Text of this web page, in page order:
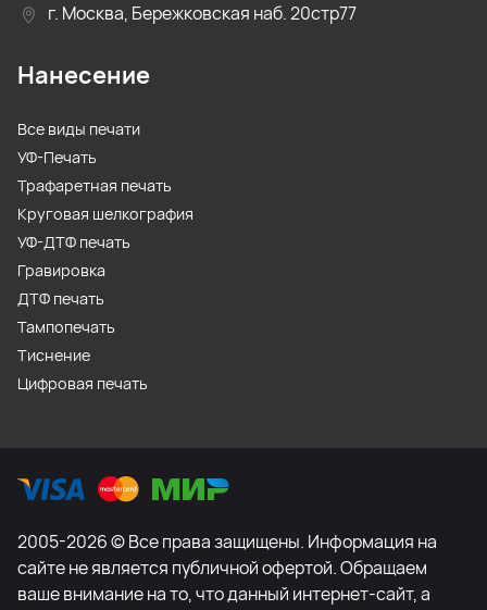
г. Москва, Бережковская наб. 20стр77
Нанесение
Все виды печати
УФ-Печать
Трафаретная печать
Круговая шелкография
УФ-ДТФ печать
Гравировка
ДТФ печать
Тампопечать
Тиснение
Цифровая печать
2005-2026 © Все права защищены. Информация на
сайте не является публичной офертой. Обращаем
ваше внимание на то, что данный интернет-сайт, а